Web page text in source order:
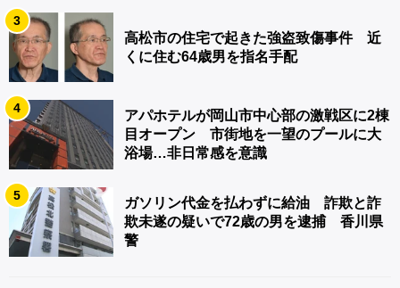
3
高松市の住宅で起きた強盗致傷事件 近
くに住む64歳男を指名手配
4
アパホテルが岡山市中心部の激戦区に2棟
目オープン 市街地を一望のプールに大
浴場…非日常感を意識
5
ガソリン代金を払わずに給油 詐欺と詐
欺未遂の疑いで72歳の男を逮捕 香川県
警